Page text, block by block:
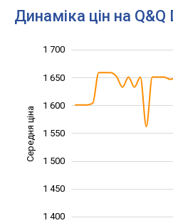
Динаміка цін на
Середня ціна 1 400
1 400
1 450
1 500
1 550
1 600
1 650
1 700